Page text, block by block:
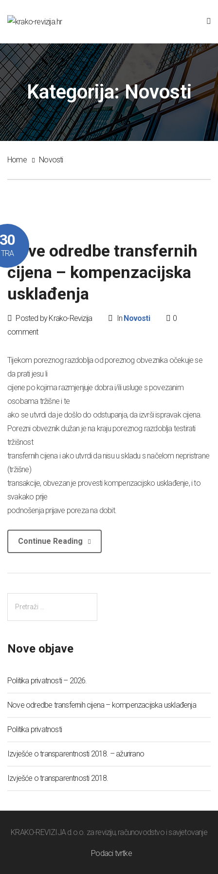
Kategorija:Novosti
Home Novosti
TRANove odredbe transfernih
cijena – kompenzacijska
usklađenja
Posted by Krako-Revizija In Novosti
0
comment
Tijekom poreznog razdoblja od poreznog obveznika očekuje se
da prati jesu li
cijene po kojima razmjenjuje dobra i/ili usluge s povezanim
osobama tržišne i te
ako se utvrdi da je došlo do odstupanja, da izvrši ispravak cijena.
Porezni obveznik dužan je na kraju poreznog razdoblja testirati
tržišnost
transfernih cijena i ako utvrdi da nisu u skladu s načelom nepristrane
(tržišne)
transakcije, obvezan je provesti kompenzacijsko usklađenje, i to
svakako prije
podnošenja prijave poreza na dobit.
Continue Reading
Nove objave
Politika privatnosti – 2026.
Nove odredbe transfernih cijena – kompenzacijska usklađenja
Politika privatnosti
Izvješće o transparentnosti 2018. – ažurirano
Izvješće o transparentnosti 2018.
KRAKO-REVIZIJA d.o.o. za reviziju, računovodstvo i savjetovanje
Podaci tvrtke